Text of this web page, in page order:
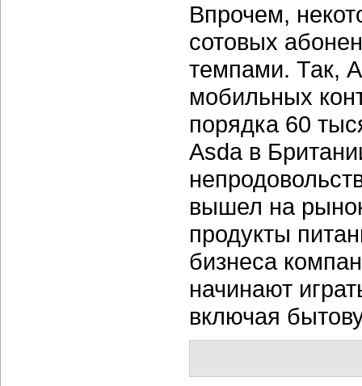
Впрочем,
сотовых
темпами. Так,
мобильных
порядка 60
Asda в
вышел на
продукты
бизнеса
начинают
включая